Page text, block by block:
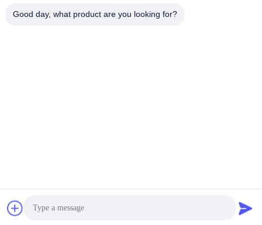
2026 hotmelt-films.com . 複製権所有。
Good day, what product are you looking for?